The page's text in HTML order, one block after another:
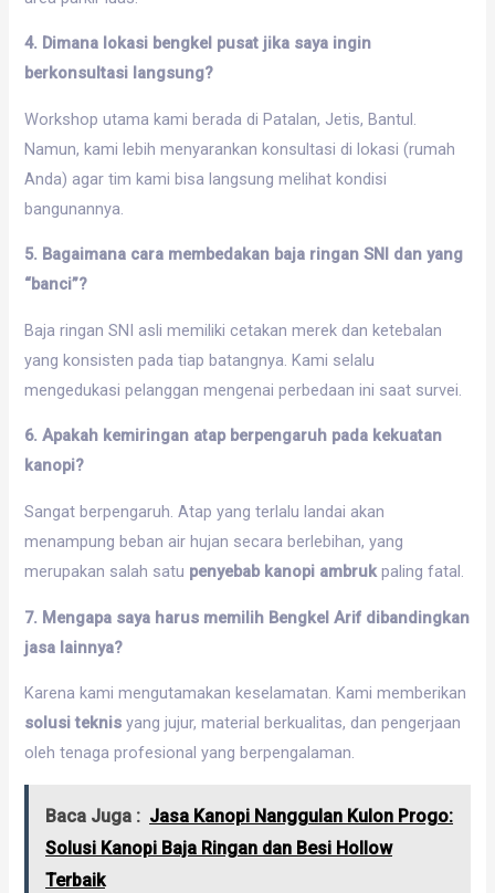
4. Dimana lokasi bengkel pusat jika saya ingin
berkonsultasi langsung?
Workshop utama kami berada di Patalan, Jetis, Bantul.
Namun, kami lebih menyarankan konsultasi di lokasi (rumah
Anda) agar tim kami bisa langsung melihat kondisi
bangunannya.
5. Bagaimana cara membedakan baja ringan SNI dan yang
“banci”?
Baja ringan SNI asli memiliki cetakan merek dan ketebalan
yang konsisten pada tiap batangnya. Kami selalu
mengedukasi pelanggan mengenai perbedaan ini saat survei.
6. Apakah kemiringan atap berpengaruh pada kekuatan
kanopi?
Sangat berpengaruh. Atap yang terlalu landai akan
menampung beban air hujan secara berlebihan, yang
merupakan salah satu penyebab kanopi ambrukpaling fatal.
7. Mengapa saya harus memilih Bengkel Arif dibandingkan
jasa lainnya?
Karena kami mengutamakan keselamatan. Kami memberikan
solusi teknis yang jujur, material berkualitas, dan pengerjaan
oleh tenaga profesional yang berpengalaman.
Baca Juga : Jasa Kanopi Nanggulan Kulon Progo:
Solusi Kanopi Baja Ringan dan Besi Hollow
Terbaik